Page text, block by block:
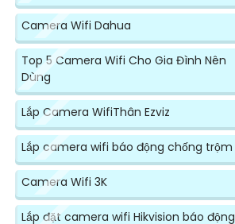
Camera Wifi Dahua
Top 5 Camera Wifi Cho Gia Đình Nên
Dùng
Lắp Camera WifiThân Ezviz
Lắp camera wifi báo động chống trộm
Camera Wifi 3K
Lắp đặt camera wifi Hikvision báo động